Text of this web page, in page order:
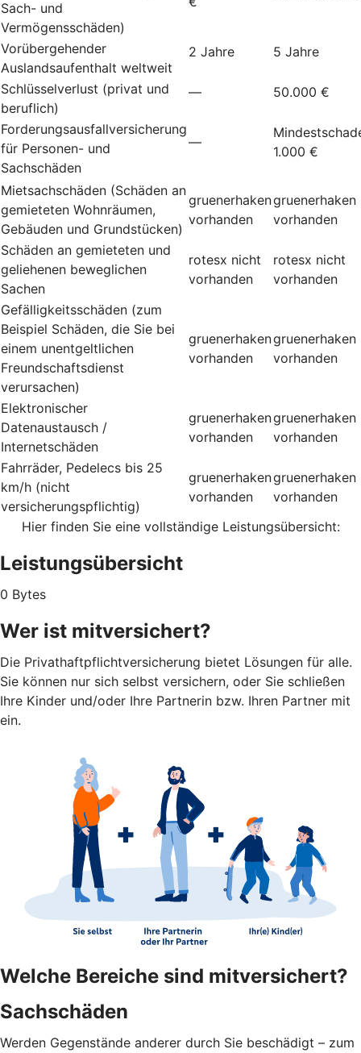
Sach- und
Vermögensschäden)
Vorübergehender
Auslandsaufenthalt weltweit
2 Jahre 5 Jahre
Schlüsselverlust (privat und
beruflich)
— 50.000 €
Forderungsausfallversicherung
für Personen- und
Sachschäden
—
1.000 €
Mietsachschäden (Schäden an
gemieteten Wohnräumen,
Gebäuden und Grundstücken)
gruenerhaken
vorhanden
gruenerhaken
vorhanden
Schäden an gemieteten und
geliehenen beweglichen
Sachen
rotesx nicht
vorhanden
rotesx nicht
vorhanden
Gefälligkeitsschäden (zum
Beispiel Schäden, die Sie bei
einem unentgeltlichen
Freundschaftsdienst
verursachen)
gruenerhaken
vorhanden
gruenerhaken
vorhanden
Elektronischer
Datenaustausch /
Internetschäden
gruenerhaken
vorhanden
gruenerhaken
vorhanden
Fahrräder, Pedelecs bis 25
km/h (nicht
versicherungspflichtig)
gruenerhaken
vorhanden
gruenerhaken
vorhanden
Hier finden Sie eine vollständige Leistungsübersicht:
Leistungsübersicht
0 Bytes
Wer ist mitversichert?
Die Privathaftpflichtversicherung bietet Lösungen für alle.
Sie können nur sich selbst versichern, oder Sie schließen
Ihre Kinder und/oder Ihre Partnerin bzw. Ihren Partner mit
ein.
Welche Bereiche sind mitversichert?
Sachschäden
Werden Gegenstände anderer durch Sie beschädigt – zum